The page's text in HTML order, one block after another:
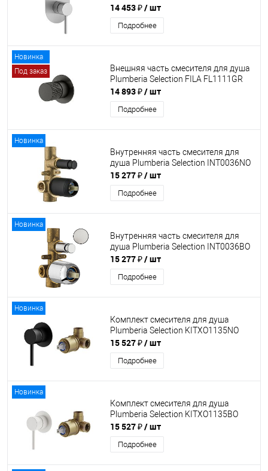
XO1001CS
14 453 ₽/ шт
Подробнее
Новинка
Под заказ
Внешняя часть смесителя для душа
Plumberia Selection FILA FL1111GR
14 893 ₽/ шт
Подробнее
Новинка
Внутренняя часть смесителя для
душа Plumberia Selection INT0036NO
15 277 ₽/ шт
Подробнее
Новинка
Внутренняя часть смесителя для
душа Plumberia Selection INT0036BO
15 277 ₽/ шт
Подробнее
Новинка
Комплект смесителя для душа
Plumberia Selection KITXO1135NO
15 527 ₽/ шт
Подробнее
Новинка
Комплект смесителя для душа
Plumberia Selection KITXO1135BO
15 527 ₽/ шт
Подробнее